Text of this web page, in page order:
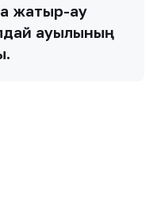
жатыр-ау
ауылының